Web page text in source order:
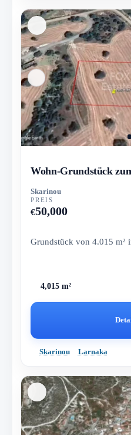
Wohn-Grundstück
Skarinou
PREIS
€50,000
Grundstück von 4.015 m²
4,015 m²
Skarinou Larnaka